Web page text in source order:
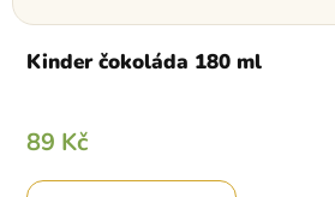
Kinder čokoláda 180 ml
89 Kč